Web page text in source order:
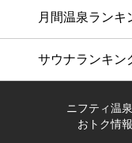
月間温泉ランキ
サウナランキン
ニフティ温
おトク情